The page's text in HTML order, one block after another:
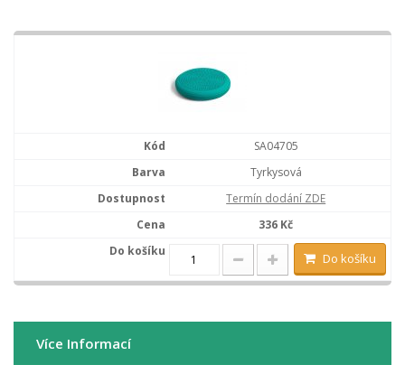
SA04705
Tyrkysová
Termín dodání ZDE
336 Kč
Do košíku
Více Informací